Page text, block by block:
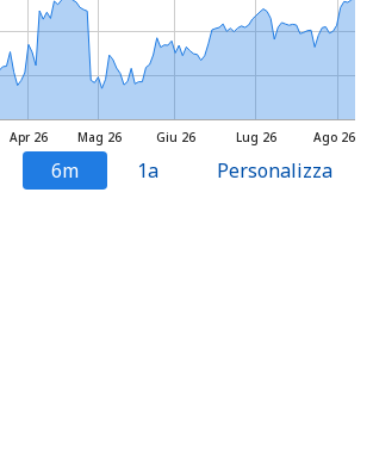
Mag 26 Lug 26
Apr 26 Giu 26 Ago 26
6m 1a Personalizza